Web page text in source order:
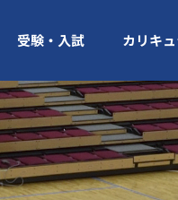
受験・入試 カリキ